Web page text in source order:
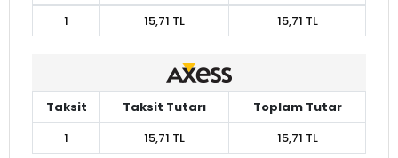
1
15,71 TL 15,71 TL
Taksit Taksit Tutarı
Toplam Tutar
1
15,71 TL 15,71 TL